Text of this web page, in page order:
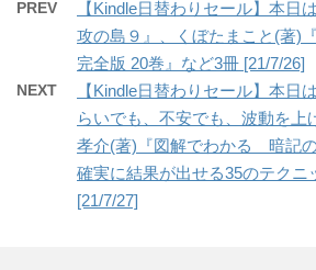
PREV
【Kindle日替わりセール】本日
攻の島９』、くぼたまこと(著)
完全版 20巻』など3冊 [21/7/26]
NEXT
【Kindle日替わりセール】本日
らいでも、不安でも、波動を上
孝介(著)『図解でわかる 暗記
確実に結果が出せる35のテクニ
[21/7/27]